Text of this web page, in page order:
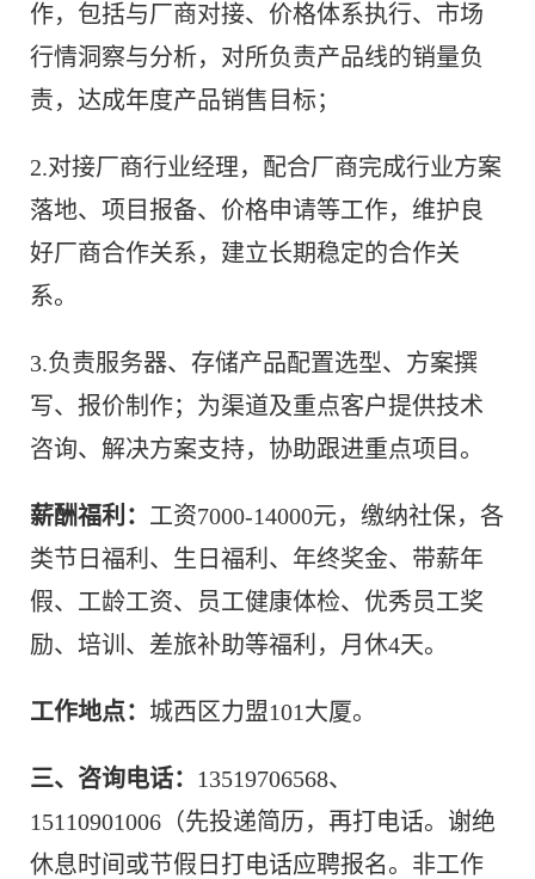
作，包括与厂商对接、价格体系执行、市场
行情洞察与分析，对所负责产品线的销量负
责，达成年度产品销售目标；
2.对接厂商行业经理，配合厂商完成行业方案
落地、项目报备、价格申请等工作，维护良
好厂商合作关系，建立长期稳定的合作关
系。
3.负责服务器、存储产品配置选型、方案撰
写、报价制作；为渠道及重点客户提供技术
咨询、解决方案支持，协助跟进重点项目。
薪酬福利： 工资7000-14000元，缴纳社保，各
类节日福利、生日福利、年终奖金、带薪年
假、工龄工资、员工健康体检、优秀员工奖
励、培训、差旅补助等福利，月休4天。
工作地点： 城西区力盟101大厦。
三、咨询电话： 13519706568、
15110901006（先投递简历，再打电话。谢绝
休息时间或节假日打电话应聘报名。非工作